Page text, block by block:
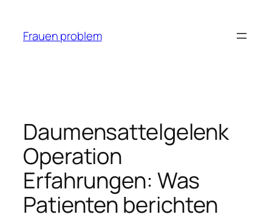
springen
Frauen problem
Daumensattelgelenk
Operation
Erfahrungen: Was
Patienten berichten